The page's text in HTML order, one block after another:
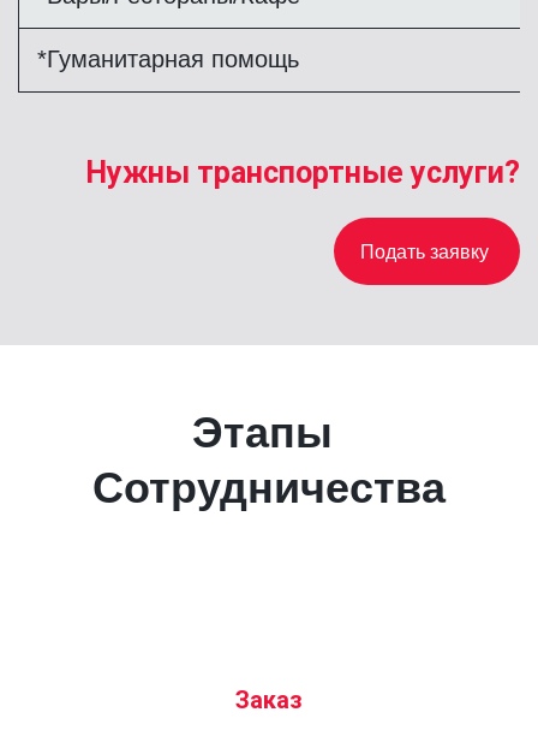
*Гуманитарная помощь
Нужны транспортные услуги?
Подать заявку
Этапы
Сотрудничества
Заказ